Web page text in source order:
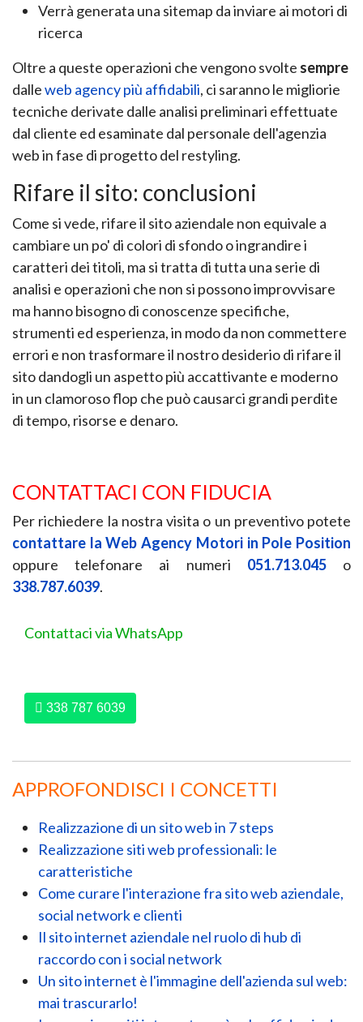
Verrà generata una sitemap da inviare ai motori di
ricerca
Oltre a queste operazioni che vengono svolte sempre
dalleweb agency più affidabili, ci saranno le migliorie
tecniche derivate dalle analisi preliminari effettuate
dal cliente ed esaminate dal personale dell'agenzia
web in fase di progetto del restyling.
Rifare il sito: conclusioni
Come si vede, rifare il sito aziendale non equivale a
cambiare un po' di colori di sfondo o ingrandire i
caratteri dei titoli, ma si tratta di tutta una serie di
analisi e operazioni che non si possono improvvisare
ma hanno bisogno di conoscenze specifiche,
strumenti ed esperienza, in modo da non commettere
errori e non trasformare il nostro desiderio di rifare il
sito dandogli un aspetto più accattivante e moderno
in un clamoroso flop che può causarci grandi perdite
di tempo, risorse e denaro.
CONTATTACI CON FIDUCIA
Per richiedere la nostra visita o un preventivo potete
contattare la Web Agency Motori in Pole Position
oppure telefonare ai numeri 051.713.045o
338.787.6039.
Contattaci via WhatsApp
338 787 6039
APPROFONDISCI I CONCETTI
Realizzazione di un sito web in 7 steps
Realizzazione siti web professionali: le
caratteristiche
Come curare l'interazione fra sito web aziendale,
social network e clienti
Il sito internet aziendale nel ruolo di hub di
raccordo con i social network
Un sito internet è l'immagine dell'azienda sul web:
mai trascurarlo!